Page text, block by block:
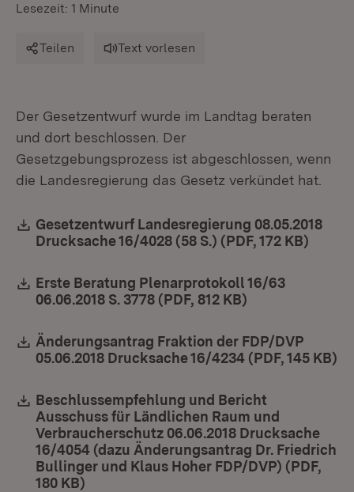
Lesezeit: 1 Minute
Teilen Text vorlesen
Der Gesetzentwurf wurde im Landtag beraten
und dort beschlossen. Der
Gesetzgebungsprozess ist abgeschlossen, wenn
die Landesregierung das Gesetz verkündet hat.
Download:
Gesetzentwurf Landesregierung 08.05.2018
Drucksache 16/4028 (58 S.) (PDF, 172 KB)
Download:
Erste Beratung Plenarprotokoll 16/63
06.06.2018 S. 3778 (PDF, 812 KB)
Download:
Änderungsantrag Fraktion der FDP/DVP
05.06.2018 Drucksache 16/4234 (PDF, 145 KB)
Download:
Beschlussempfehlung und Bericht
Ausschuss für Ländlichen Raum und
Verbraucherschutz 06.06.2018 Drucksache
16/4054 (dazu Änderungsantrag Dr. Friedrich
Bullinger und Klaus Hoher FDP/DVP) (PDF,
180 KB)